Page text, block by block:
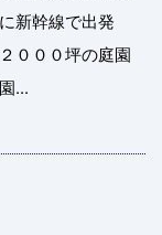
新幹線で出発
０００坪の庭園
...